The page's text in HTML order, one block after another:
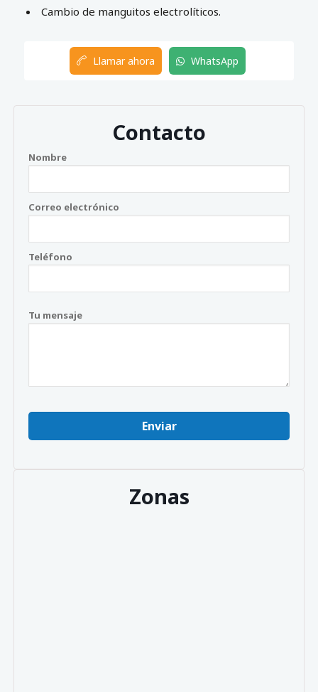
Cambio de manguitos electrolíticos.
Llamar ahora WhatsApp
Contacto
Nombre
Correo electrónico
Teléfono
Tu mensaje
Zonas